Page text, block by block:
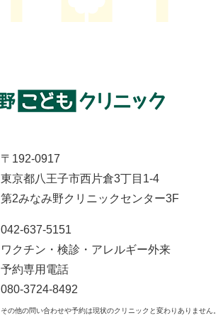
〒192-0917
東京都八王子市西片倉3丁目1-4
第2みなみ野クリニックセンター3F
042-637-5151
ワクチン・検診・アレルギー外来
予約専用電話
080-3724-8492
その他の問い合わせや予約は現状のクリニックと変わりありません